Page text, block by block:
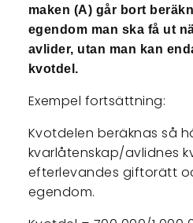
maken (A) går bort
egendom man ska få ut
avlider, utan man kan
kvotdel.
Exempel fortsättning:
Kvotdelen beräknas så
kvarlåtenskap/avlidnes
efterlevandes giftorätt
egendom.